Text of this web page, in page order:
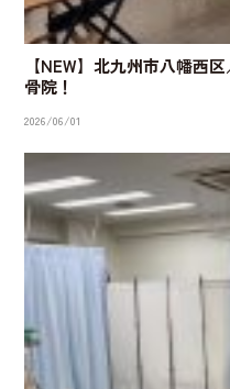
【NEW】北九州市八幡西
骨院！
2026/06/01